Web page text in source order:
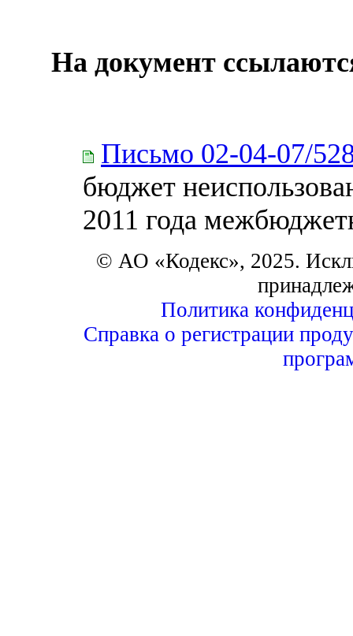
На документ
Письмо 02-04-07/
бюджет
2011 года
© АО «Кодекс», 2025.
Политика
Справка о регистрации